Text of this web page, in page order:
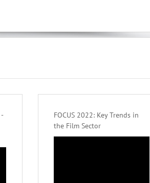
FOCUS 2022: Key Trends in
the Film Sector